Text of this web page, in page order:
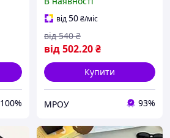
100%
від50₴/міс
від502.20₴
від 540 ₴
Купити
МРОУ 93%